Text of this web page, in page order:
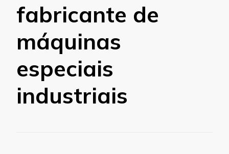
fabricante de
máquinas
especiais
industriais